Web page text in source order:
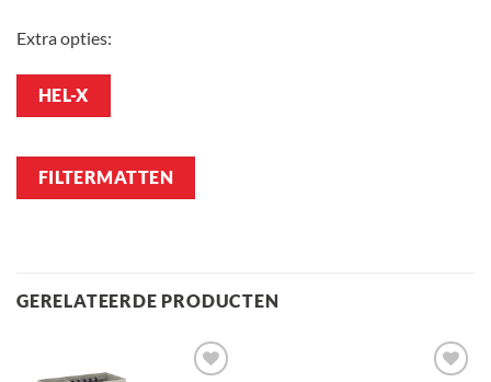
Extra opties:
HEL-X
FILTERMATTEN
GERELATEERDE PRODUCTEN